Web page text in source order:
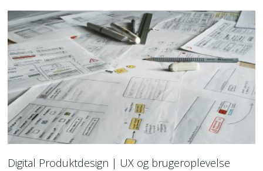
Digital Produktdesign | UX og brugeroplevelse